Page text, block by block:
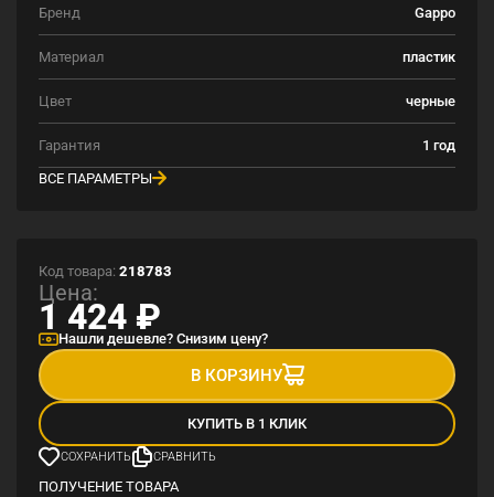
Бренд Gappo
Материал пластик
Цвет черные
Гарантия
1 год
ВСЕ ПАРАМЕТРЫ
Код товара: 218783
Цена:
1 424 ₽
Нашли дешевле? Снизим цену?
В КОРЗИНУ
КУПИТЬ В 1 КЛИК
СОХРАНИТЬ СРАВНИТЬ
ПОЛУЧЕНИЕ ТОВАРА